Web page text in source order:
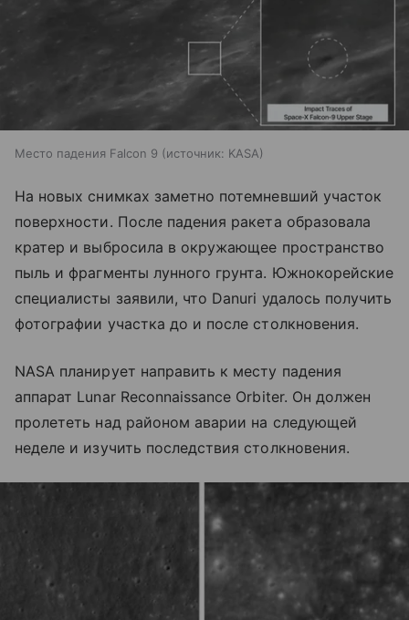
Место падения Falcon 9 источник: KASA
На новых снимках заметно потемневший участок
поверхности. После падения ракета образовала
кратер и выбросила в окружающее пространство
пыль и фрагменты лунного грунта. Южнокорейские
специалисты заявили, что Danuri удалось получить
фотографии участка до и после столкновения.
NASA планирует направить к месту падения
аппарат Lunar Reconnaissance Orbiter. Он должен
пролететь над районом аварии на следующей
неделе и изучить последствия столкновения.